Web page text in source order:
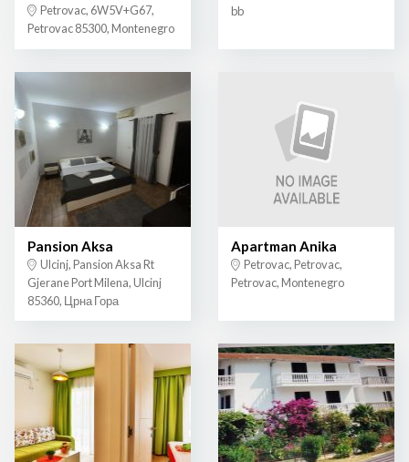
Petrovac, 6W5V+G67,
Petrovac 85300, Montenegro
bb
Pansion Aksa
Ulcinj, Pansion Aksa Rt
Gjerane Port Milena, Ulcinj
85360, Црна Гора
Apartman Anika
Petrovac, Petrovac,
Petrovac, Montenegro